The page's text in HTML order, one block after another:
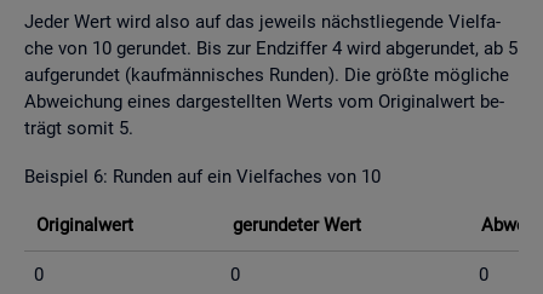
Jeder Wert wird also auf das je­weils nächst­lie­gen­de Viel­fa­
che von 10 ge­run­det. Bis zur End­zif­fer 4 wird ab­ge­run­det, ab 5
auf­ge­run­det (kauf­män­ni­sches Run­den). Die grö­ß­te mög­li­che
Ab­wei­chung eines dar­ge­stell­ten Werts vom Ori­gi­nal­wert be­
trägt somit 5.
Bei­spiel 6: Run­den auf ein Viel­fa­ches von 10
Ori­gi­nal­wert ge­run­de­ter Wert
0 0 0